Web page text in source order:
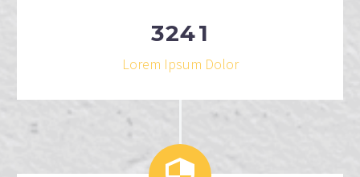
3241
Lorem Ipsum Dolor